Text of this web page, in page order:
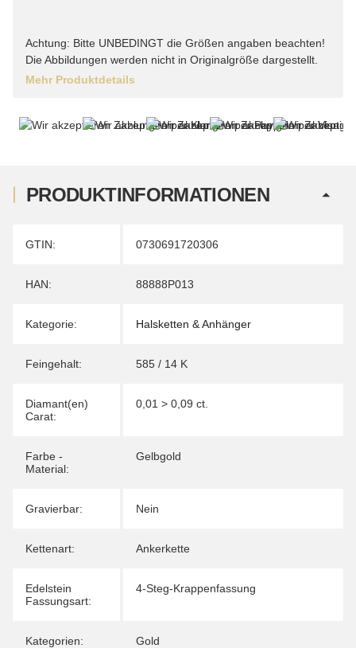
Achtung: Bitte UNBEDINGT die Größen angaben beachten!
Die Abbildungen werden nicht in Originalgröße dargestellt.
Mehr Produktdetails
PRODUKTINFORMATIONEN
Produkteigenschaft
Wert
GTIN: 0730691720306
HAN: 88888P013
Kategorie: Halsketten & Anhänger
Feingehalt: 585 / 14 K
Diamant(en)
Carat:
0,01 > 0,09 ct.
Farbe -
Material:
Gelbgold
Gravierbar: Nein
Kettenart: Ankerkette
Edelstein
Fassungsart:
4-Steg-Krappenfassung
Kategorien: Gold